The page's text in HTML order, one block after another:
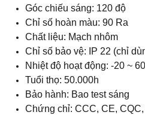
Góc chiếu sáng: 120 độ
Chỉ số hoàn màu: 90 Ra
Chất liệu: Mạch nhôm
Chỉ số bảo vệ: IP 22 (chỉ
Nhiệt độ hoạt động: -20 ~
Tuổi thọ: 50.000h
Bảo hành: Bao test sáng
Chứng chỉ: CCC, CE,